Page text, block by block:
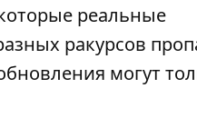
реальные
ракурсов
могут